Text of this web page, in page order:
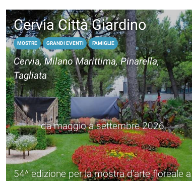
Cervia Città Giardino
MOSTRE GRANDI EVENTI FAMIGLIE
Cervia, Milano Marittima, Pinarella,
Tagliata
da maggio a settembre 2026
54^ edizione per la mostra d'arte floreale a